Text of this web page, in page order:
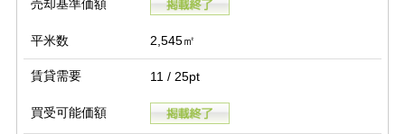
売却基準価額
平米数 2,545㎡
賃貸需要 11 / 25pt
買受可能価額